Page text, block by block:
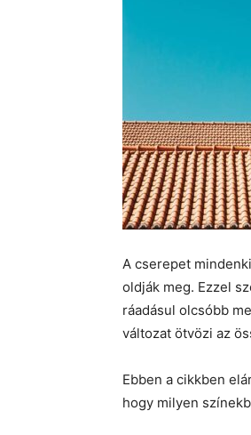
A cserepet
oldják meg. Ezzel
ráadásul olcsóbb
változat ötvözi az
Ebben a cikkben
hogy milyen